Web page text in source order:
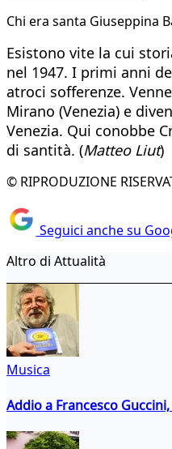
Chi era santa Giuseppina
Esistono vite la cui
nel 1947. I primi anni
atroci sofferenze.
Mirano (Venezia) e
Venezia. Qui conobbe
di santità. (Matteo Liut)
© RIPRODUZIONE
Seguici anche su
Altro di Attualità
Musica
Addio a Francesco